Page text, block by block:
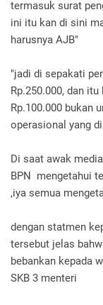
termasuk surat
ini itu kan di sini
harusnya AJB"
"jadi di sepakati
Rp.250.000, dan
Rp.100.000 bukan
operasional yang
Di saat awak
BPN mengetahui
,iya semua
dengan statmen
tersebut jelas
bebankan kepada
SKB 3 menteri